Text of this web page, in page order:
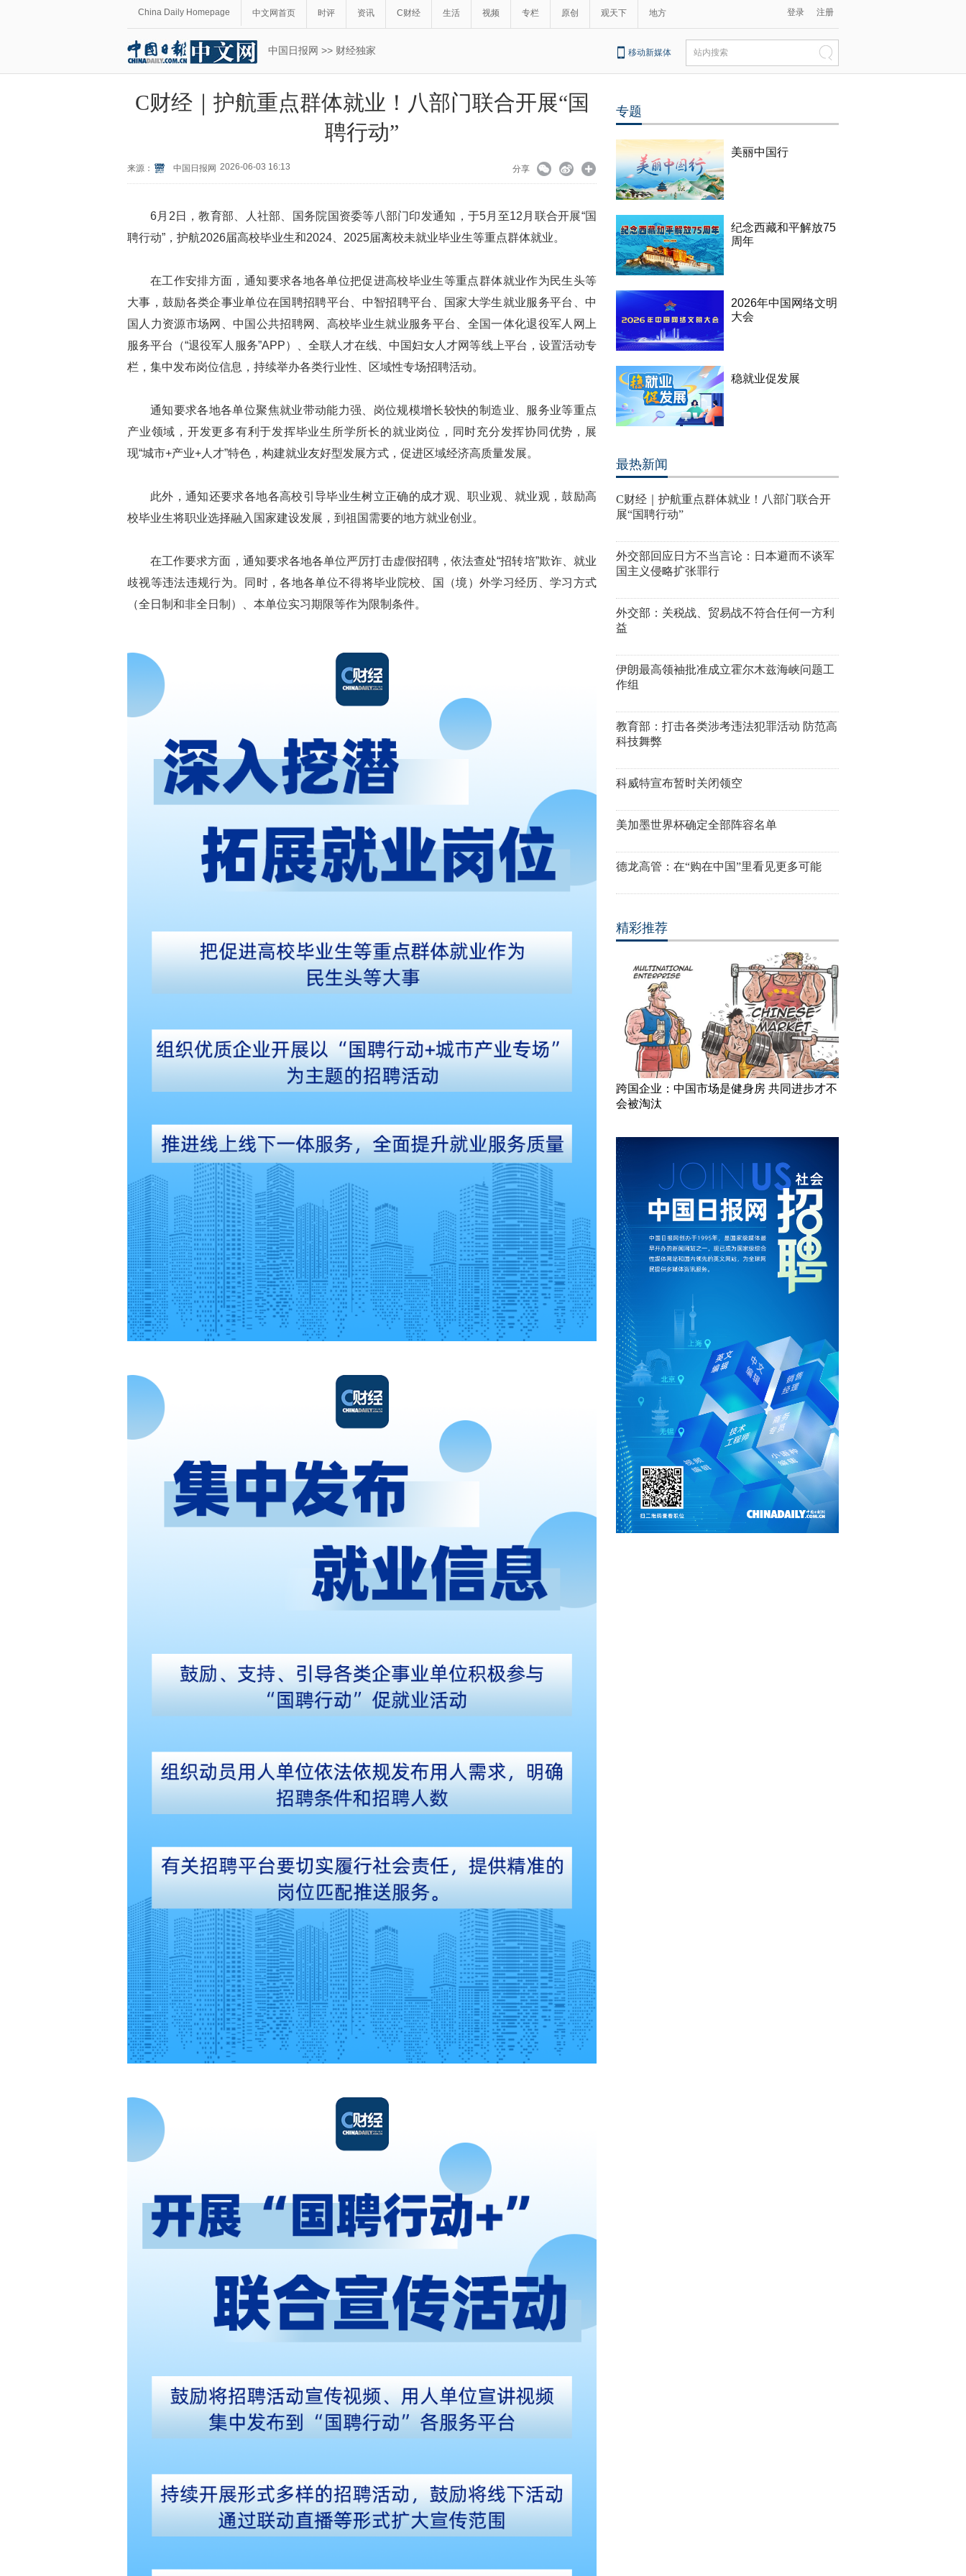
China Daily Homepage 中文网首页 时评 资讯 C财经 生活 视频 专栏 原创 观天下 地方 登录 注册
中国日报网 >> 财经独家 移动新媒体 站内搜索
C财经｜护航重点群体就业！八部门联合开展“国
聘行动”
来源： 中国日报网 2026-06-03 16:13 分享
6月2日，教育部、人社部、国务院国资委等八部门印发通知，于5月至12月联合开展“国
聘行动”，护航2026届高校毕业生和2024、2025届离校未就业毕业生等重点群体就业。
在工作安排方面，通知要求各地各单位把促进高校毕业生等重点群体就业作为民生头等
大事，鼓励各类企事业单位在国聘招聘平台、中智招聘平台、国家大学生就业服务平台、中
国人力资源市场网、中国公共招聘网、高校毕业生就业服务平台、全国一体化退役军人网上
服务平台（“退役军人服务”APP）、全联人才在线、中国妇女人才网等线上平台，设置活动专
栏，集中发布岗位信息，持续举办各类行业性、区域性专场招聘活动。
通知要求各地各单位聚焦就业带动能力强、岗位规模增长较快的制造业、服务业等重点
产业领域，开发更多有利于发挥毕业生所学所长的就业岗位，同时充分发挥协同优势，展
现“城市+产业+人才”特色，构建就业友好型发展方式，促进区域经济高质量发展。
此外，通知还要求各地各高校引导毕业生树立正确的成才观、职业观、就业观，鼓励高
校毕业生将职业选择融入国家建设发展，到祖国需要的地方就业创业。
在工作要求方面，通知要求各地各单位严厉打击虚假招聘，依法查处“招转培”欺诈、就业
歧视等违法违规行为。同时，各地各单位不得将毕业院校、国（境）外学习经历、学习方式
（全日制和非全日制）、本单位实习期限等作为限制条件。
专题
美丽中国行
纪念西藏和平解放75
周年
2026年中国网络文明
大会
稳就业促发展
最热新闻
C财经｜护航重点群体就业！八部门联合开
展“国聘行动”
外交部回应日方不当言论：日本避而不谈军
国主义侵略扩张罪行
外交部：关税战、贸易战不符合任何一方利
益
伊朗最高领袖批准成立霍尔木兹海峡问题工
作组
教育部：打击各类涉考违法犯罪活动 防范高
科技舞弊
科威特宣布暂时关闭领空
美加墨世界杯确定全部阵容名单
德龙高管：在“购在中国”里看见更多可能
精彩推荐
跨国企业：中国市场是健身房 共同进步才不
会被淘汰